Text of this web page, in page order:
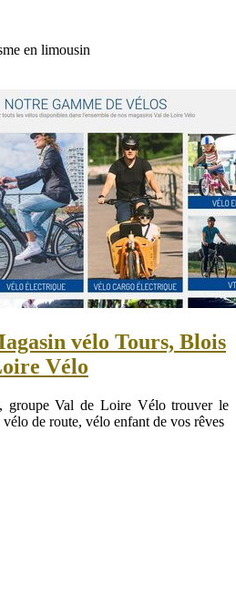
en limousin
vélo Tours, Blois
Vélo
groupe Val de Loire Vélo trouver le
de route, vélo enfant de vos rêves